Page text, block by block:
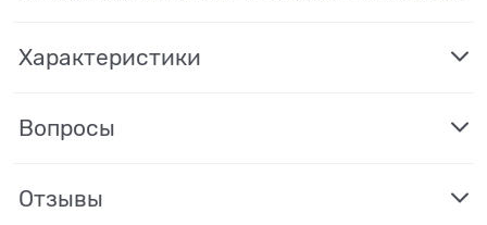
Характеристики
Вопросы
Отзывы